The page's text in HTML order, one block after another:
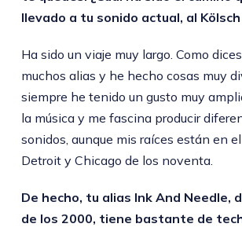
llevado a tu sonido actual, al
Ha sido un viaje muy largo. Como
muchos alias y he hecho cosas muy
siempre he tenido un gusto muy
la música y me fascina producir
sonidos, aunque mis raíces están en
Detroit y Chicago de los noventa.
De hecho, tu alias Ink And Needle,
de los 2000, tiene bastante de